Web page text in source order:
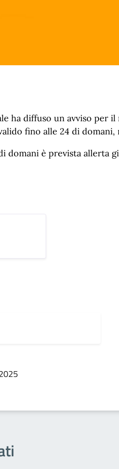
ha diffuso un avviso per
fino alle 24 di domani,
domani è prevista allerta